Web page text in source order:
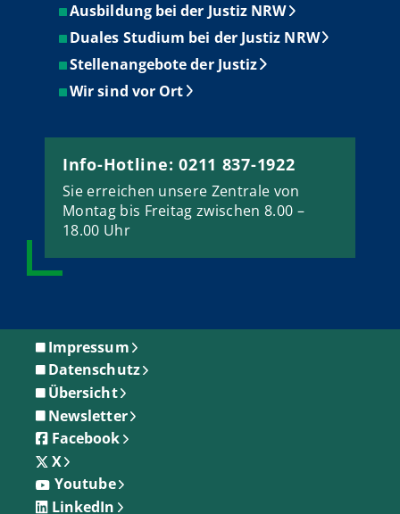
Ausbildung bei der Justiz NRW
Duales Studium bei der Justiz NRW
Stellenangebote der Justiz
Wir sind vor Ort
Info-Hotline: 0211 837-1922
Sie erreichen unsere Zentrale von
Montag bis Freitag zwischen 8.00 –
18.00 Uhr
Impressum
Datenschutz
Übersicht
Newsletter
Facebook
X
Youtube
LinkedIn